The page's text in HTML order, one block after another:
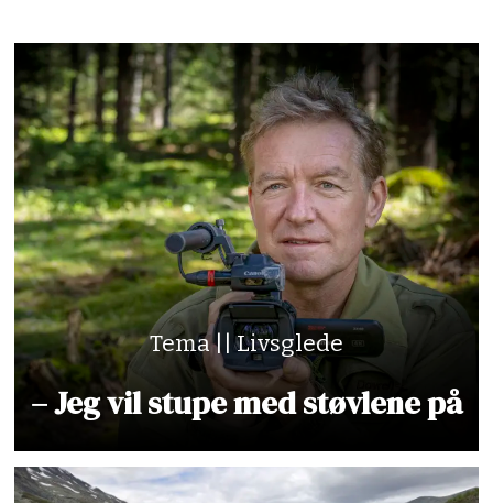
Tema || Livsglede
– Jeg vil stupe med støvlene på